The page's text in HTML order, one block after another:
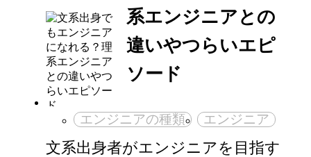
系エンジニアとの
違いやつらいエピ
ソード
エンジニアの種類 エンジニア
文系出身者がエンジニアを目指す